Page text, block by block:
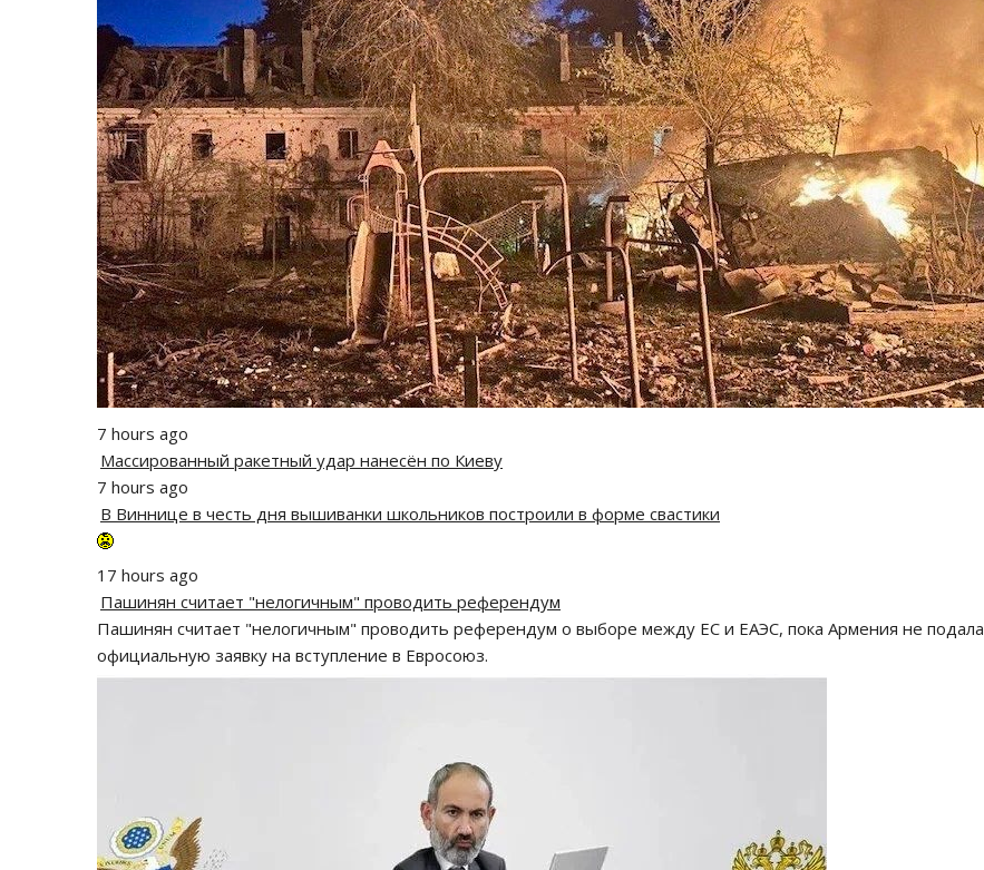
7 hours ago
Массированный ракетный удар нанесён по Киеву
7 hours ago
В Виннице в честь дня вышиванки школьников построили в форме свастики
17 hours ago
Пашинян считает "нелогичным" проводить референдум
Пашинян считает "нелогичным" проводить референдум о выборе между ЕС и ЕАЭС, пока Армения не подала
официальную заявку на вступление в Евросоюз.